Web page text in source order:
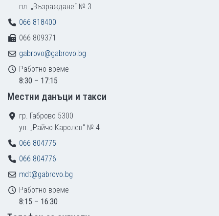
пл. „Възраждане“ № 3
066 818400
066 809371
gabrovo@gabrovo.bg
Работно време
8:30 – 17:15
Местни данъци и такси
гр. Габрово 5300
ул. „Райчо Каролев“ № 4
066 804775
066 804776
mdt@gabrovo.bg
Работно време
8:15 – 16:30